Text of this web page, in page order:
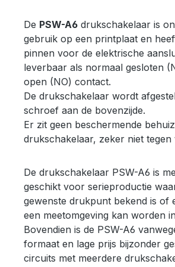
Daher sind als elektrische
Anschlüsse zwei 1,0mm Pins
vorhanden. Außerdem ist
Hälfte des Druckschalters
lieferbar, das heisst die
Anschlüsse an das
können in verschiedene
zeigen. Die geringe
±5% (Schließer) über einen
Bereich und geringe
aus. Der Druckschaltpunkt
Benutzer über die
änderbar. Der Schalter ist
oder Schließer, die
Gold- oder
lieferbar. Der komplette
Druckbereich kann nicht
De PSW-A6 drukschakelaar is
gebruik op een printplaat en
pinnen voor de elektrische
leverbaar als normaal gesloten
open (NO) contact.
De drukschakelaar wordt
schroef aan de bovenzijde.
Er zit geen beschermende
drukschakelaar, zeker niet tegen
De drukschakelaar PSW-A6 is
geschikt voor serieproductie
gewenste drukpunt bekend is of
een meetomgeving kan worden
Bovendien is de PSW-A6
formaat en lage prijs bijzonder
circuits met meerdere